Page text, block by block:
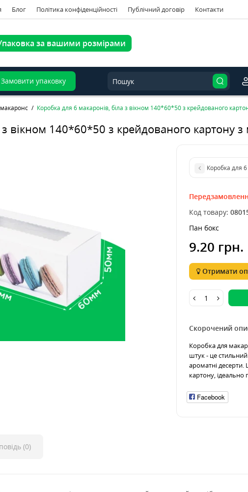
Блог Політика конфіденційності Публічний договір Контакти
за вашими розмірами
Замовити упаковку
Коробка для 6 макаронів, біла з вікном 140*60*50 з крейдованого
з вікном 140*60*50 з крейдованого картону
Коробка для
Код товару:
Пан бокс
9.20 грн.
Отримати
Скорочений
Коробка для
штук - це стильний
ароматні
картону, ідеально
Facebook
(0)